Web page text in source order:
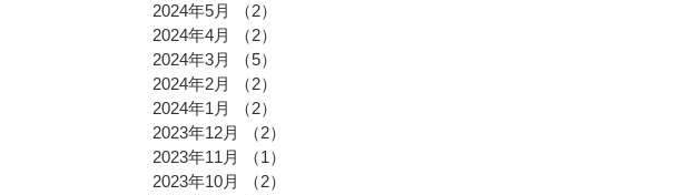
2024年5月
（2）
2024年4月
（2）
2024年3月
（5）
2024年2月
（2）
2024年1月
（2）
2023年12月
（2）
2023年11月
（1）
2023年10月
（2）